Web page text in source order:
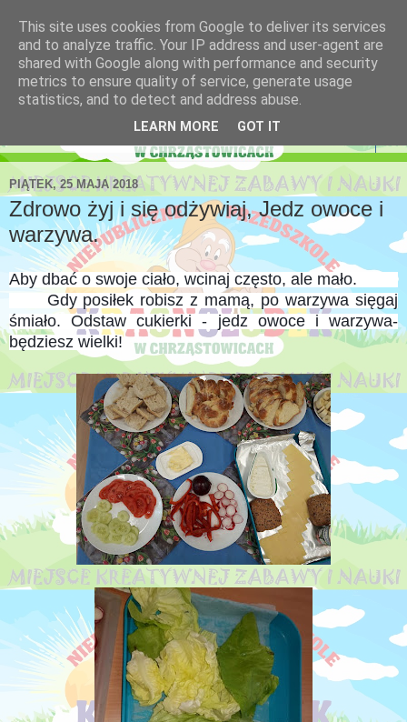
Niepubliczne Przedszkole
Krasnoludek
PIĄTEK, 25 MAJA 2018
Zdrowo żyj i się odżywiaj, Jedz owoce i
warzywa.
Aby dbać o swoje ciało, wcinaj często, ale mało.
Gdy posiłek robisz z mamą, po warzywa sięgaj
śmiało. Odstaw cukierki - jedz owoce i warzywa-
będziesz wielki!
This site uses cookies from Google to deliver its services
and to analyze traffic. Your IP address and user-agent are
shared with Google along with performance and security
metrics to ensure quality of service, generate usage
statistics, and to detect and address abuse.
LEARN MORE GOT IT